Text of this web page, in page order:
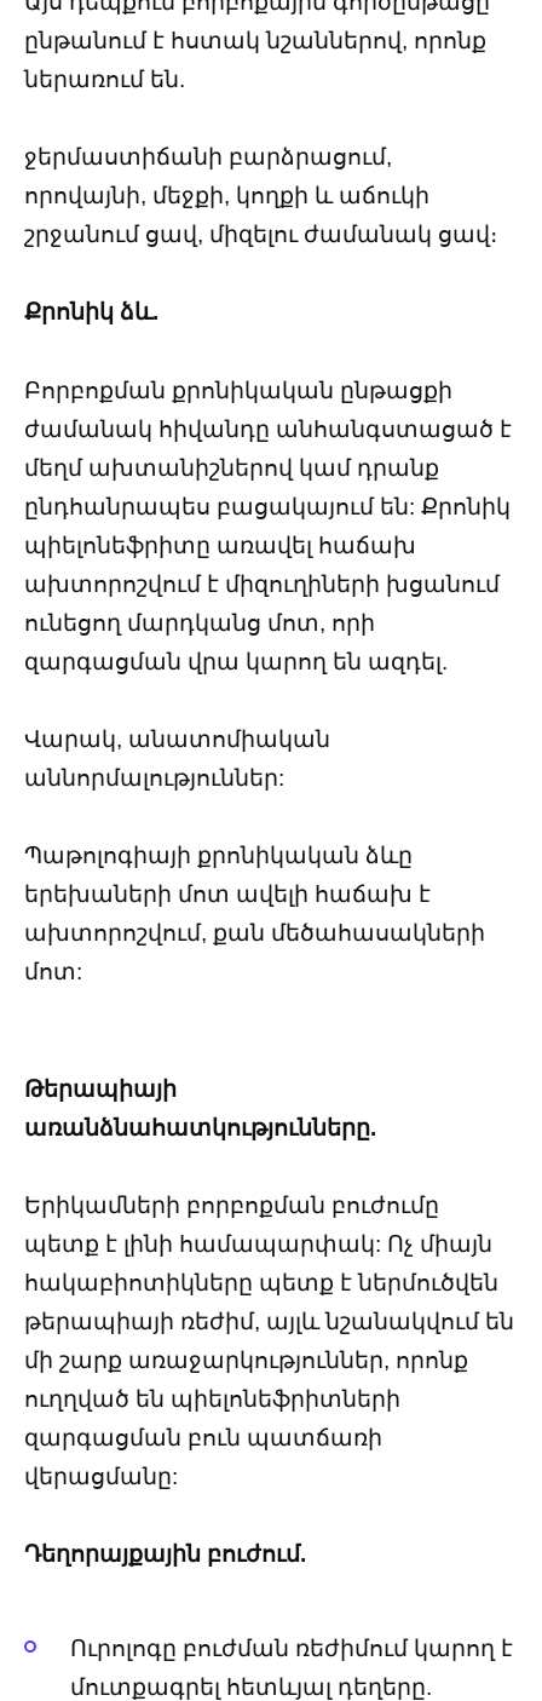
ընթանում է հստակ նշաններով, որոնք
ներառում են.
ջերմաստիճանի բարձրացում,
որովայնի, մեջքի, կողքի և աճուկի
շրջանում ցավ, միզելու ժամանակ ցավ։
Քրոնիկ ձև.
Բորբոքման քրոնիկական ընթացքի
ժամանակ հիվանդը անհանգստացած է
մեղմ ախտանիշներով կամ դրանք
ընդհանրապես բացակայում են: Քրոնիկ
պիելոնեֆրիտը առավել հաճախ
ախտորոշվում է միզուղիների խցանում
ունեցող մարդկանց մոտ, որի
զարգացման վրա կարող են ազդել.
Վարակ, անատոմիական
աննորմալություններ:
Պաթոլոգիայի քրոնիկական ձևը
երեխաների մոտ ավելի հաճախ է
ախտորոշվում, քան մեծահասակների
մոտ:
Թերապիայի
առանձնահատկությունները.
Երիկամների բորբոքման բուժումը
պետք է լինի համապարփակ: Ոչ միայն
հակաբիոտիկները պետք է ներմուծվեն
թերապիայի ռեժիմ, այլև նշանակվում են
մի շարք առաջարկություններ, որոնք
ուղղված են պիելոնեֆրիտների
զարգացման բուն պատճառի
վերացմանը:
Դեղորայքային բուժում.
Ուրոլոգը բուժման ռեժիմում կարող է
մուտքագրել հետևյալ դեղերը.